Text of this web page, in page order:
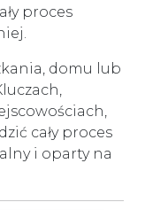
proces
domu lub
cały proces
i oparty na